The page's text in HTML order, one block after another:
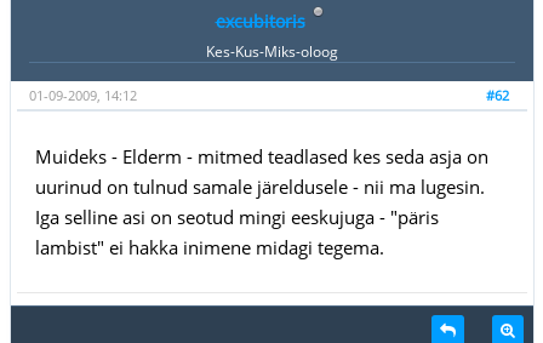
excubitoris
Kes-Kus-Miks-oloog
#62
01-09-2009, 14:12
Muideks - Elderm - mitmed teadlased kes seda asja on
uurinud on tulnud samale järeldusele - nii ma lugesin.
Iga selline asi on seotud mingi eeskujuga - "päris
lambist" ei hakka inimene midagi tegema.